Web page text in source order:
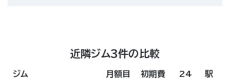
近隣ジム3件の比較
ジム
月額目
初期費
24
駅